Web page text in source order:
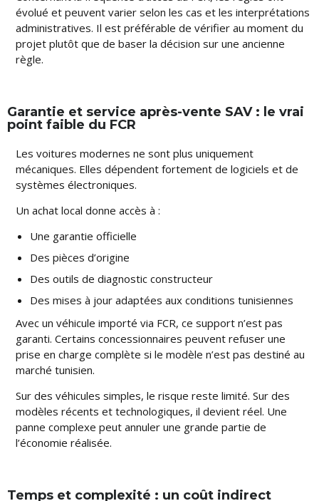
évolué et peuvent varier selon les cas et les interprétations
administratives. Il est préférable de vérifier au moment du
projet plutôt que de baser la décision sur une ancienne
règle.
Garantie et service après-vente SAV : le vrai
point faible du FCR
Les voitures modernes ne sont plus uniquement
mécaniques. Elles dépendent fortement de logiciels et de
systèmes électroniques.
Un achat local donne accès à :
Une garantie officielle
Des pièces d’origine
Des outils de diagnostic constructeur
Des mises à jour adaptées aux conditions tunisiennes
Avec un véhicule importé via FCR, ce support n’est pas
garanti. Certains concessionnaires peuvent refuser une
prise en charge complète si le modèle n’est pas destiné au
marché tunisien.
Sur des véhicules simples, le risque reste limité. Sur des
modèles récents et technologiques, il devient réel. Une
panne complexe peut annuler une grande partie de
l’économie réalisée.
Temps et complexité : un coût indirect